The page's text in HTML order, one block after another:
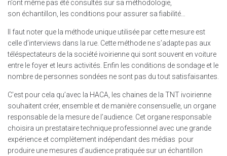
n’ont même pas été consultés sur sa méthodologie,
son échantillon, les conditions pour assurer sa fiabilité…
Il faut noter que la méthode unique utilisée par cette mesure est
celle d’interviews dans la rue. Cette méthode ne s’adapte pas aux
téléspectateurs de la société ivoirienne qui sont souvent en voiture
entre le foyer et leurs activités. Enfin les conditions de sondage et le
nombre de personnes sondées ne sont pas du tout satisfaisantes.
C’est pour cela qu’avec la HACA, les chaines de la TNT ivoirienne
souhaitent créer, ensemble et de manière consensuelle, un organe
responsable de la mesure de l’audience. Cet organe responsable
choisira un prestataire technique professionnel avec une grande
expérience et complètement indépendant des médias pour
produire une mesures d’audience pratiquée sur un échantillon